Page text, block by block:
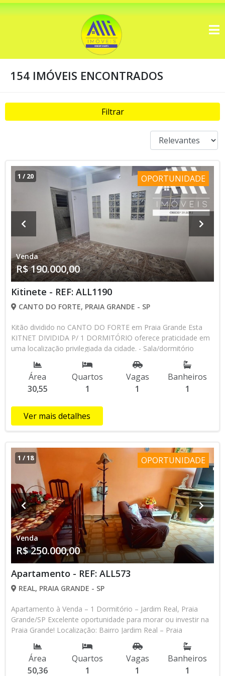
154 IMÓVEIS ENCONTRADOS
Filtrar
1 / 20 OPORTUNIDADE
Venda
R$ 190.000,00
Kitinete - REF: ALL1190
CANTO DO FORTE, PRAIA GRANDE - SP
Kitão dividido no CANTO DO FORTE em Praia Grande Esta
KITNET DIVIDIDA P/ 1 DORMITÓRIO oferece praticidade em
uma localização privilegiada da cidade. - Sala/dormitório
divididos e bem arejados - Cozinha com gabinete - Área de
serviço - Banheiro social com box blindex PRÉDIO COM: -
Portaria 24 horas - Bicicletário - Área comum - Vaga de
garagem - 200 metros da Praia Localização: Perto de:
transporte público. Etc... Agende uma visita hoje mesmo e
veja de perto todas as vantagens que esta kitnet pode
Área
30,55
Quartos
1
Vagas
1
Banheiros
1
Ver mais detalhes
1 /18 OPORTUNIDADE
Venda
R$ 250.000,00
Apartamento - REF: ALL573
REAL, PRAIA GRANDE - SP
Apartamento à Venda – 1 Dormitório – Jardim Real, Praia
Grande/SP Excelente oportunidade para morar ou investir na
Praia Grande! Localização: Bairro Jardim Real – Praia
Grande/SP Tipo: Apartamento mobiliado (retira apenas
pertences pessoais) Configuração: 1 dormitório Sala
aconchegante Cozinha com área de serviço integrada
Banheiro social Garagem: 1 vaga de garagem incluída
Área
50,36
Quartos
1
Vagas
1
Banheiros
1